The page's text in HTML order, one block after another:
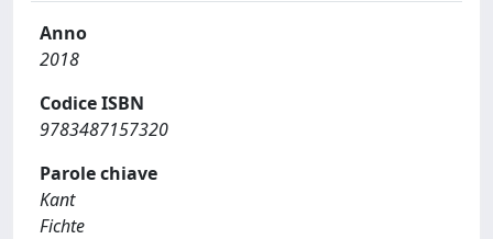
Anno
2018
Codice ISBN
9783487157320
Parole chiave
Kant
Fichte